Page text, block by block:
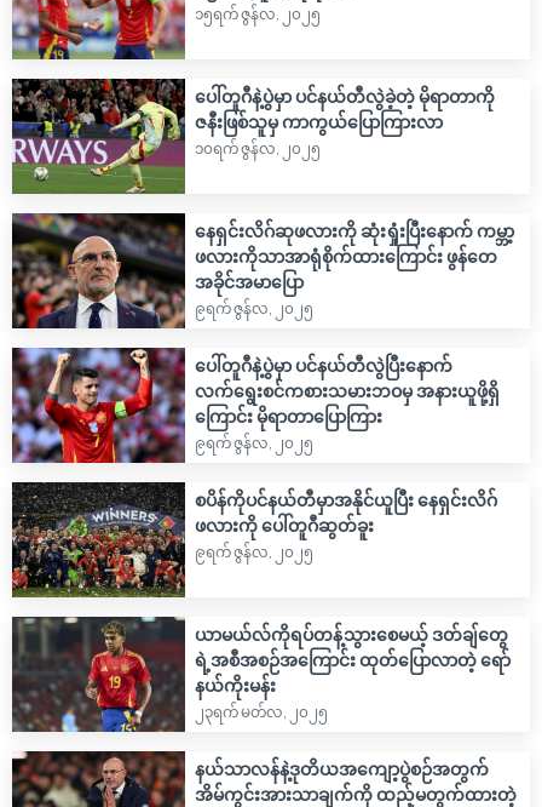
၁၅ရက် ဇွန်လ, ၂၀၂၅
ပေါ်တူဂီနဲ့ပွဲမှာ ပင်နယ်တီလွဲခဲ့တဲ့ မိုရာတာကို
ဇနီးဖြစ်သူမှ ကာကွယ်ပြောကြားလာ
၁၀ရက် ဇွန်လ, ၂၀၂၅
နေရှင်းလိဂ်ဆုဖလားကို ဆုံးရှုံးပြီးနောက် ကမ္ဘာ့
ဖလားကိုသာအာရုံစိုက်ထားကြောင်း ဖွန်တေ
အခိုင်အမာပြော
၉ရက် ဇွန်လ, ၂၀၂၅
ပေါ်တူဂီနဲ့ပွဲမှာ ပင်နယ်တီလွဲပြီးနောက်
လက်ရွေးစင်ကစားသမားဘဝမှ အနားယူဖို့ရှိ
ကြောင်း မိုရာတာပြောကြား
၉ရက် ဇွန်လ, ၂၀၂၅
စပိန်ကိုပင်နယ်တီမှာအနိုင်ယူပြီး နေရှင်းလိဂ်
ဖလားကို ပေါ်တူဂီဆွတ်ခူး
၉ရက် ဇွန်လ, ၂၀၂၅
ယာမယ်လ်ကိုရပ်တန့်သွားစေမယ့် ဒတ်ချ်တွေ
ရဲ့အစီအစဉ်အကြောင်း ထုတ်ပြောလာတဲ့ ရော်
နယ်ကိုးမန်း
၂၃ရက် မတ်လ, ၂၀၂၅
နယ်သာလန်နဲ့ဒုတိယအကျော့ပွဲစဉ်အတွက်
အိမ်ကွင်းအားသာချက်ကို ထည့်မတွက်ထားတဲ့